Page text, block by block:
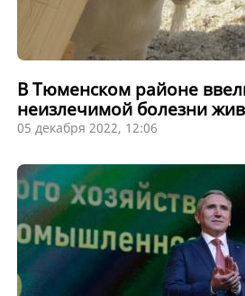
В Тюменском районе
неизлечимой болезни
05 декабря 2022, 12:06